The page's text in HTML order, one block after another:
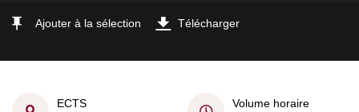
Ajouter à la sélection Télécharger
ECTS
Volume horaire